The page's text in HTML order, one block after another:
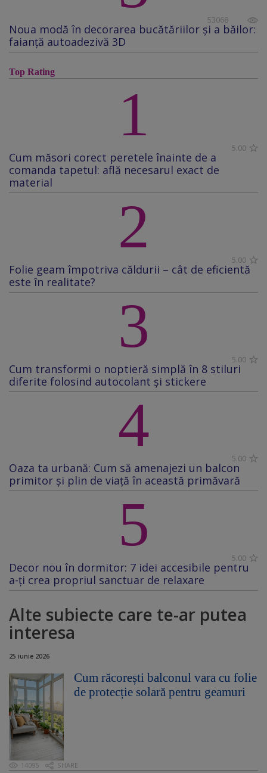
53068
Noua modă în decorarea bucătăriilor și a băilor:
faianță autoadezivă 3D
Top Rating
1 5.00
Cum măsori corect peretele înainte de a
comanda tapetul: află necesarul exact de
material
2 5.00
Folie geam împotriva căldurii – cât de eficientă
este în realitate?
3 5.00
Cum transformi o noptieră simplă în 8 stiluri
diferite folosind autocolant și stickere
4 5.00
Oaza ta urbană: Cum să amenajezi un balcon
primitor și plin de viață în această primăvară
5 5.00
Decor nou în dormitor: 7 idei accesibile pentru
a-ți crea propriul sanctuar de relaxare
Alte subiecte care te-ar putea
interesa
25 iunie 2026
Cum răcorești balconul vara cu folie
de protecție solară pentru geamuri
14095 SHARE